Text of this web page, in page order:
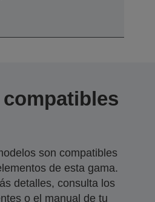
son compatibles
de esta gama.
detalles, consulta los
o el manual de tu